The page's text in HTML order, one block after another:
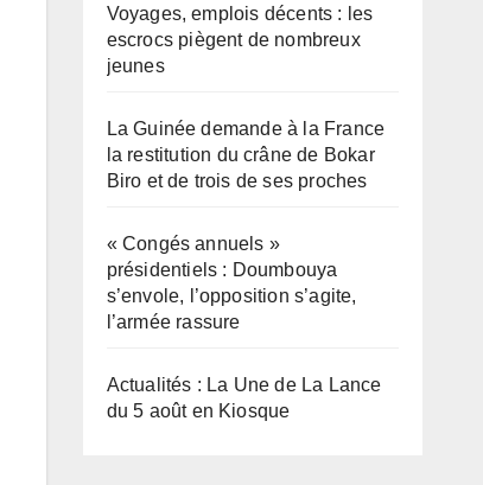
Voyages, emplois décents : les
escrocs piègent de nombreux
jeunes
La Guinée demande à la France
la restitution du crâne de Bokar
Biro et de trois de ses proches
« Congés annuels »
présidentiels : Doumbouya
s’envole, l’opposition s’agite,
l’armée rassure
Actualités : La Une de La Lance
du 5 août en Kiosque